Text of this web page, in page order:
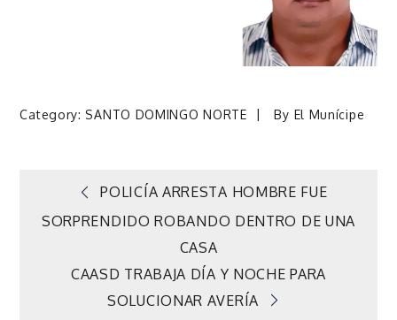
Category: SANTO DOMINGO NORTE By El Munícipe
Navegación
entradas
POLICÍA ARRESTA HOMBRE FUE
SORPRENDIDO ROBANDO DENTRO DE UNA
CASA
CAASD TRABAJA DÍA Y NOCHE PARA
SOLUCIONAR AVERÍA